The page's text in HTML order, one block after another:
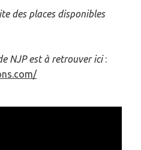
des places disponibles
NJP est à retrouver ici: